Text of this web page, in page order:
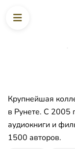
Крупнейшая
в Рунете. С 2005
аудиокниги и
1500 авторов.